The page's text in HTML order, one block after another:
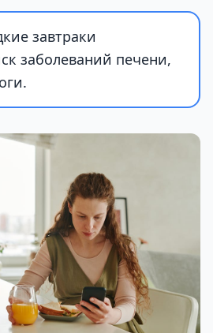
завтраки
заболеваний печени,